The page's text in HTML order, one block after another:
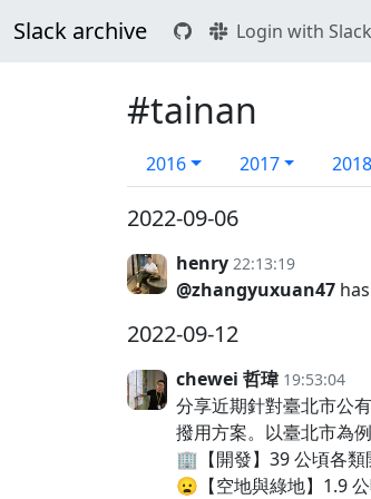
Slack archive Login with Slack
#tainan
2016 2017 2018
2022-09-06
henry 22:13:19
@zhangyuxuan47
2022-09-12
chewei 哲瑋 19:53:04
分享近期針對臺北市公
撥用方案。以臺北市為例
🏢【開發】39 公頃各類
😦【空地與綠地】1.9